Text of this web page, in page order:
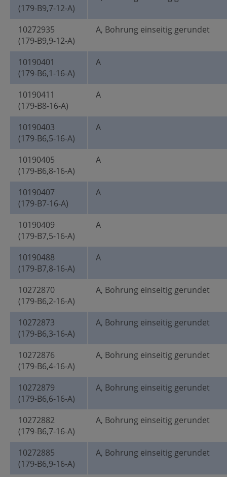
(179-B9,7-12-A)
10272935
(179-B9,9-12-A)
A, Bohrung einseitig gerundet
10190401
(179-B6,1-16-A)
A
10190411
(179-B8-16-A)
A
10190403
(179-B6,5-16-A)
A
10190405
(179-B6,8-16-A)
A
10190407
(179-B7-16-A)
A
10190409
(179-B7,5-16-A)
A
10190488
(179-B7,8-16-A)
A
10272870
(179-B6,2-16-A)
A, Bohrung einseitig gerundet
10272873
(179-B6,3-16-A)
A, Bohrung einseitig gerundet
10272876
(179-B6,4-16-A)
A, Bohrung einseitig gerundet
10272879
(179-B6,6-16-A)
A, Bohrung einseitig gerundet
10272882
(179-B6,7-16-A)
A, Bohrung einseitig gerundet
10272885
(179-B6,9-16-A)
A, Bohrung einseitig gerundet